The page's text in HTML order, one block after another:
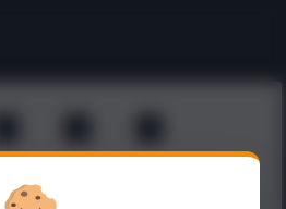
Coaching-NLP